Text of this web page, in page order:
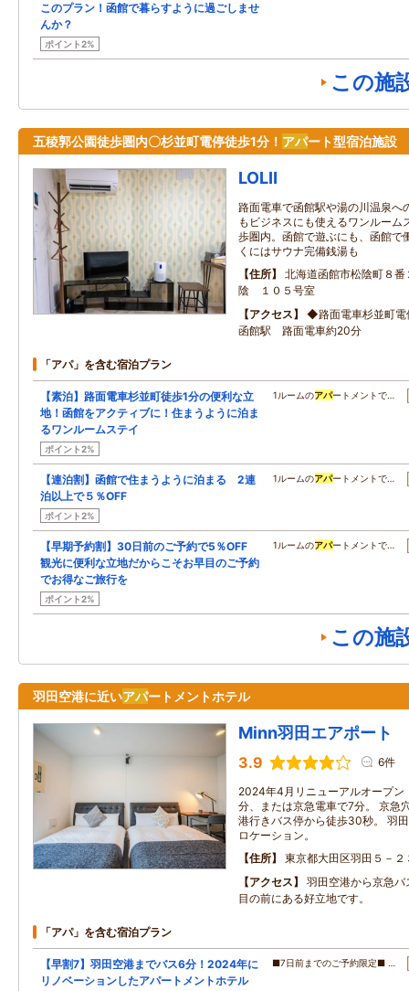
このプラン！函館で暮らすように過ごしませ
んか？
ポイント2%
この施
五稜郭公園徒歩圏内〇杉並町電停徒歩1分！ アパート型宿泊施設
LOLⅡ
路面電車で函館駅や湯の川温泉へ
もビジネスにも使えるワンルーム
歩圏内。函館で遊ぶにも、函館で
くにはサウナ完備銭湯も
住所
北海道函館市松陰町８
陰 １０５号室
アクセス
◆路面電車杉並町
函館駅 路面電車約20分
「アパ」を含む宿泊プラン
【素泊】路面電車杉並町徒歩1分の便利な立
地！函館をアクティブに！住まうように泊ま
るワンルームステイ
ポイント2%
1ルームのアパートメントで…
【連泊割】函館で住まうように泊まる 2連
泊以上で５％OFF
ポイント2%
1ルームのアパートメントで…
【早期予約割】30日前のご予約で5％OFF
観光に便利な立地だからこそお早目のご予約
でお得なご旅行を
ポイント2%
1ルームのアパートメントで…
この施
羽田空港に近いアパートメントホテル
Minn羽田エアポート
3.9 6件
2024年4月リニューアルオープン
分、または京急電車で7分。 京急
港行きバス停から徒歩30秒。 羽
ロケーション。
住所
東京都大田区羽田５－２
アクセス
羽田空港から京急
目の前にある好立地です。
「アパ」を含む宿泊プラン
【早割7】羽田空港までバス6分！2024年に
リノベーションしたアパートメントホテル
■7日前までのご予約限定■ …